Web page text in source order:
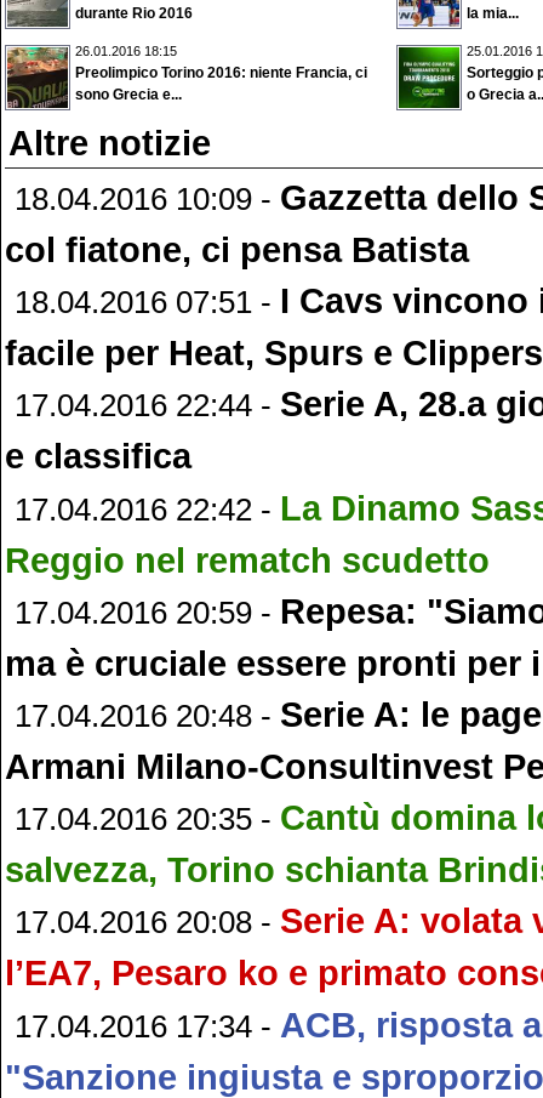
durante Rio 2016 la mia...
26.01.2016 18:15
Preolimpico Torino 2016: niente Francia, ci
sono Grecia e...
25.01.2016
Sorteggio
o Grecia
Altre notizie
18.04.2016 10:09 - Gazzetta dello
col fiatone, ci pensa Batista
18.04.2016 07:51 - I Cavs
facile per Heat, Spurs e Clippers
17.04.2016 22:44 - Serie A, 28.a
e classifica
17.04.2016 22:42 - La Dinamo
Reggio nel rematch scudetto
17.04.2016 20:59 - Repesa:
ma è cruciale essere pronti per
17.04.2016 20:48 - Serie A: le
Armani Milano-Consultinvest
17.04.2016 20:35 - Cantù domina
salvezza, Torino schianta
17.04.2016 20:08 - Serie A: volata
l’EA7, Pesaro ko e primato
17.04.2016 17:34 - ACB, risposta
"Sanzione ingiusta e